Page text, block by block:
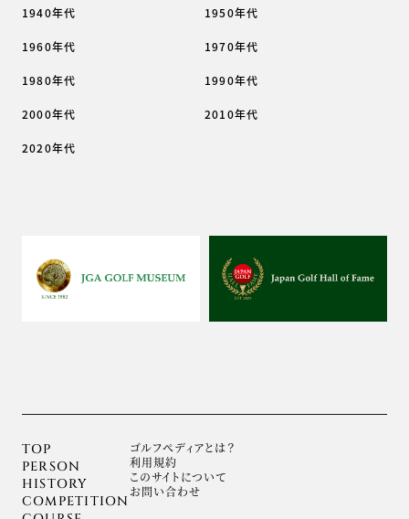
1940年代 1950年代
1960年代 1970年代
1980年代 1990年代
2000年代 2010年代
2020年代
TOP
PERSON
HISTORY
COMPETITION
ゴルフぺディアとは？
利用規約
このサイトについて
お問い合わせ